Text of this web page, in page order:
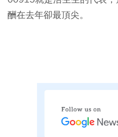
酬在去年卻最頂尖。